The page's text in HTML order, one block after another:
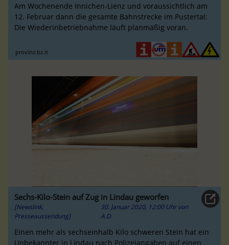
Am Wochenende Innichen-Lienz und voraussichtlich am
12. Februar dann die gesamte Bahnstrecke im Pustertal:
Die Wiederinbetriebnahme läuft planmäßig voran.
provinz.bz.it
Sechs-Kilo-Stein auf Zug in Lindau geworfen
[Newslink,
Presseaussendung]
30. Januar 2020, 12:00 Uhr von
A.D.
Einen mehr als sechseinhalb Kilo schweren Stein hat ein
Unbekannter in Lindau nach Polizeiangaben auf einen